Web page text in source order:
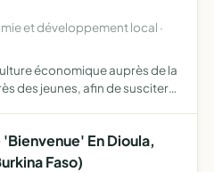
et développement local ·
économique auprès de la
des jeunes, afin de susciter
En Dioula,
Faso)